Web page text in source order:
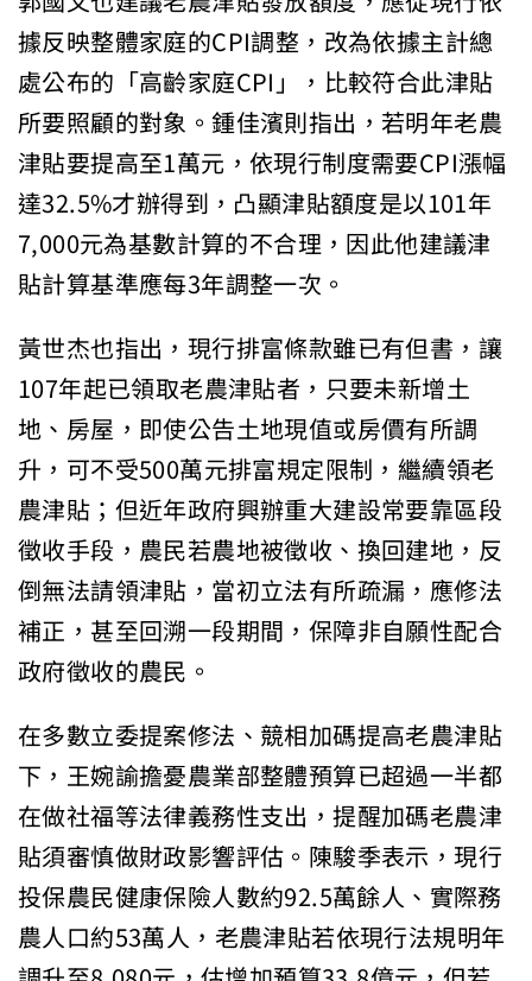
據反映整體家庭的CPI調整，改為依據主計總
處公布的「高齡家庭CPI」，比較符合此津貼
所要照顧的對象。鍾佳濱則指出，若明年老農
津貼要提高至1萬元，依現行制度需要CPI漲幅
達32.5%才辦得到，凸顯津貼額度是以101年
7,000元為基數計算的不合理，因此他建議津
貼計算基準應每3年調整一次。
黃世杰也指出，現行排富條款雖已有但書，讓
107年起已領取老農津貼者，只要未新增土
地、房屋，即使公告土地現值或房價有所調
升，可不受500萬元排富規定限制，繼續領老
農津貼；但近年政府興辦重大建設常要靠區段
徵收手段，農民若農地被徵收、換回建地，反
倒無法請領津貼，當初立法有所疏漏，應修法
補正，甚至回溯一段期間，保障非自願性配合
政府徵收的農民。
在多數立委提案修法、競相加碼提高老農津貼
下，王婉諭擔憂農業部整體預算已超過一半都
在做社福等法律義務性支出，提醒加碼老農津
貼須審慎做財政影響評估。陳駿季表示，現行
投保農民健康保險人數約92.5萬餘人、實際務
農人口約53萬人，老農津貼若依現行法規明年